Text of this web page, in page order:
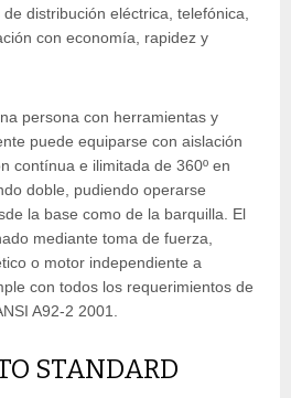
distribución eléctrica, telefónica,
con economía, rapidez y
persona con herramientas y
puede equiparse con aislación
contínua e ilimitada de 360º en
doble, pudiendo operarse
la base como de la barquilla. El
mediante toma de fuerza,
o motor independiente a
con todos los requerimientos de
A92-2 2001.
STANDARD